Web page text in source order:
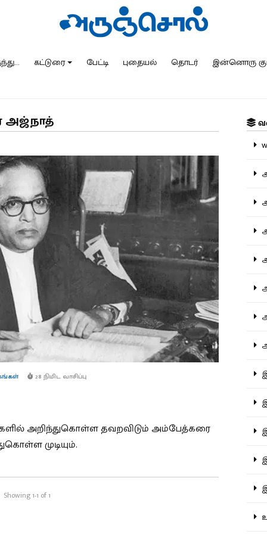
கட்டுரை பேட்டி புதையல் தொடர் இன்னொரு
அஜ்நாத்
28 நிமிட வாசிப்பு
அறிந்துகொள்ள தவறவிடும் அம்பேத்கரை
முடியும்.
Showing 1-1 of 1